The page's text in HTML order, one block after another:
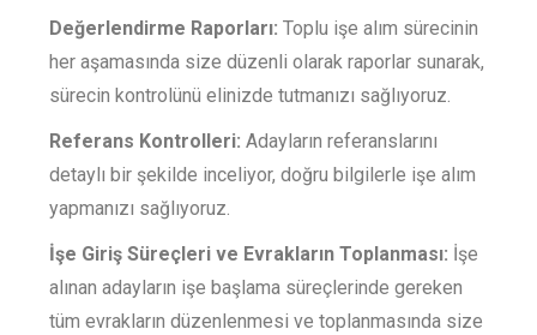
Değerlendirme Raporları: Toplu işe alım sürecinin
her aşamasında size düzenli olarak raporlar sunarak,
sürecin kontrolünü elinizde tutmanızı sağlıyoruz.
Referans Kontrolleri: Adayların referanslarını
detaylı bir şekilde inceliyor, doğru bilgilerle işe alım
yapmanızı sağlıyoruz.
İşe Giriş Süreçleri ve Evrakların Toplanması: İşe
alınan adayların işe başlama süreçlerinde gereken
tüm evrakların düzenlenmesi ve toplanmasında size